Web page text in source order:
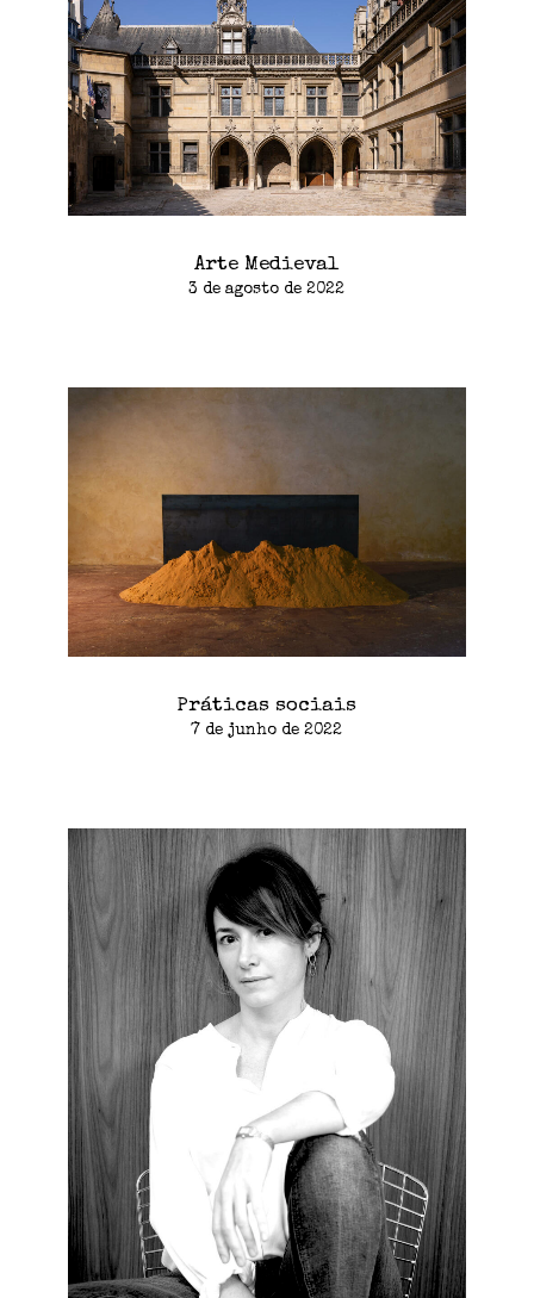
Arte Medieval
3 de agosto de 2022
Práticas sociais
7 de junho de 2022